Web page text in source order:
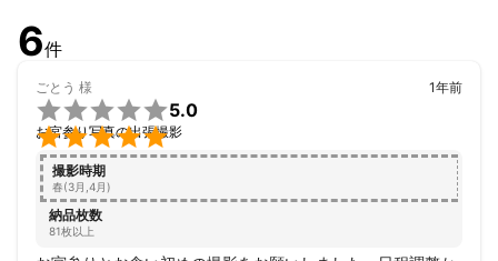
●コスプレ撮影
●モデル撮影
●商品撮影
アピールポイント
年間約200件の撮影実績があり大変好評をいただいております。
スムーズなやり取りと豊富な話題によるコミュニケーションで安
心して楽しく撮影に臨んでいただけることをモットーに取り組ん
でおります。ぜひご依頼ください！
6件
ごとう 様


5.0
お宮参り写真の出張撮影
1年前
撮影時期
春(3月,4月)
納品枚数
81枚以上